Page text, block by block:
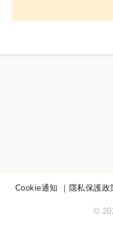
Cookie通知 隱私保護政
©